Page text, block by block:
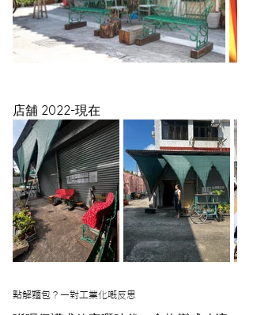
店舖 2022-現在
點解麵包？—對工業化嘅反思